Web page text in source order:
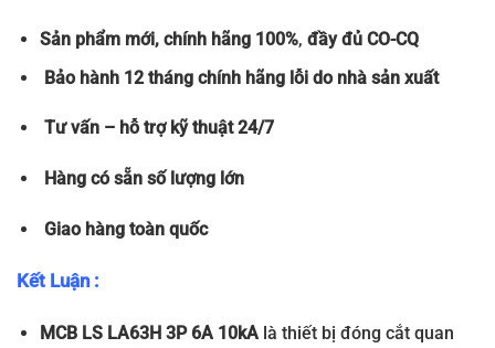
Sản phẩm mới, chính hãng 100%, đầy đủ CO-CQ
Bảo hành 12 tháng chính hãng lỗi do nhà sản xuất
Tư vấn – hỗ trợ kỹ thuật 24/7
Hàng có sẵn số lượng lớn
Giao hàng toàn quốc
Kết Luận :
MCB LS LA63H 3P 6A 10kAlà thiết bị đóng cắt quan